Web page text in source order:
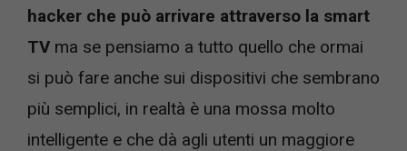
hacker che può arrivare attraverso la smart
TV ma se pensiamo a tutto quello che ormai
si può fare anche sui dispositivi che sembrano
più semplici, in realtà è una mossa molto
intelligente e che dà agli utenti un maggiore